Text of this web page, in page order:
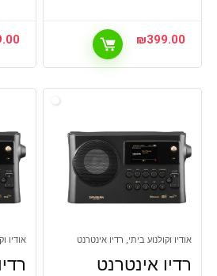
₪399.00
אודיו וקולנוע ביתי, רדיו אינטרנט
רדיו אינטרנט
אודיו